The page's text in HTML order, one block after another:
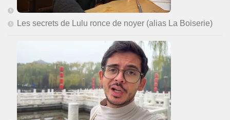
Les secrets de Lulu ronce de noyer (alias La Boiserie)